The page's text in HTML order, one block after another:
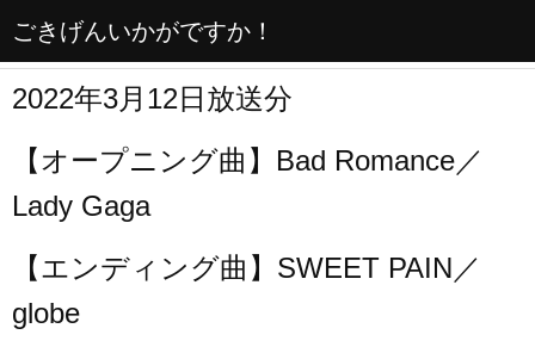
ごきげんいかがですか！
2022年3月12日放送分
【オープニング曲】Bad Romance／
Lady Gaga
【エンディング曲】SWEET PAIN／
globe